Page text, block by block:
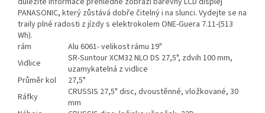
PANASONIC, který zůstává dobře čitelný i na slunci. Vydejte se na
traily plné radosti z jízdy s elektrokolem ONE-Guera 7.11-(513
Wh).
rám
Alu 6061- velikost rámu 19"
Vidlice
SR-Suntour XCM32 NLO DS 27,5", zdvih 100 mm,
uzamykatelná z vidlice
Průměr kol
27,5"
Ráfky
CRUSSIS 27,5" disc, dvoustěnné, vložkované, 30
mm